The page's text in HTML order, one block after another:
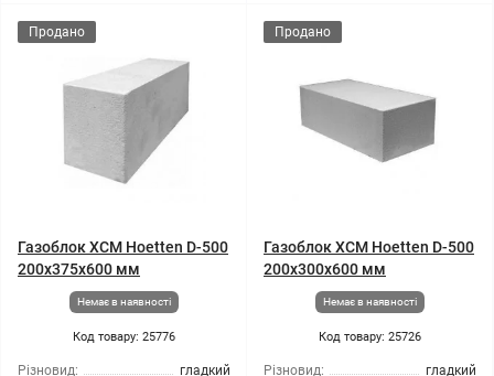
Продано
Газоблок ХСМ Hoetten D-500
200x375x600 мм
Немає в наявності
Код товару: 25776
Різновид:
гладкий
Продано
Газоблок ХСМ Hoetten D-500
200x300x600 мм
Немає в наявності
Код товару: 25726
Різновид:
гладкий